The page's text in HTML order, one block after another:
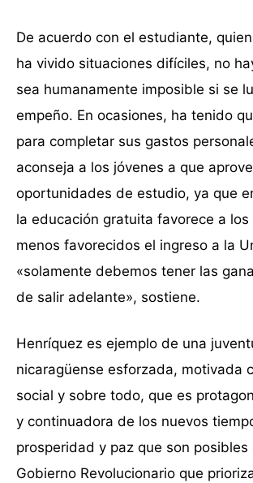
De acuerdo con el estudiante,
ha vivido situaciones difíciles, no
sea humanamente imposible si se
empeño. En ocasiones, ha tenido
para completar sus gastos
aconseja a los jóvenes a que
oportunidades de estudio, ya que
la educación gratuita favorece a los
menos favorecidos el ingreso a la
«solamente debemos tener las
de salir adelante», sostiene.
Henríquez es ejemplo de una
nicaragüense esforzada, motivada
social y sobre todo, que es
y continuadora de los nuevos
prosperidad y paz que son posibles
Gobierno Revolucionario que